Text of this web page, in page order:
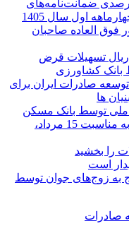
۷۰ درصدی منابع و ۱۳۲ درصدی ضمانت‌نامه‌های
اول سال 1405
العاده صاحبان
میلیارد ریال تسهیلات قرض
بانک کشاورزی
توسعه صادرات ایران برای
ها
پیام مدیرعامل بانک توسعه تعاون به مناسبت 15 مرداد،
را بخشید
است
ازدواج به زوج‌های جوان توسط